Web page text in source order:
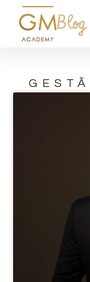
Blog